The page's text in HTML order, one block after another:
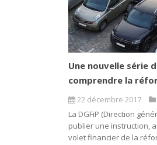
Une nouvelle série
comprendre la
22 décembre 2017
La DGFiP (Direction
publier une instruction,
volet financier de la